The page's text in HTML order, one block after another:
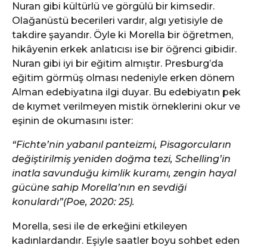
Nuran gibi kültürlü ve görgülü bir kimsedir.
Olağanüstü becerileri vardır, algı yetisiyle de
takdire şayandır. Öyle ki Morella bir öğretmen,
hikâyenin erkek anlatıcısı ise bir öğrenci gibidir.
Nuran gibi iyi bir eğitim almıştır. Presburg’da
eğitim görmüş olması nedeniyle erken dönem
Alman edebiyatına ilgi duyar. Bu edebiyatın pek
de kıymet verilmeyen mistik örneklerini okur ve
eşinin de okumasını ister:
“Fichte’nin yabanıl panteizmi, Pisagorcuların
değiştirilmiş yeniden doğma tezi, Schelling’in
inatla savunduğu kimlik kuramı, zengin hayal
gücüne sahip Morella’nın en sevdiği
konulardı”(Poe, 2020: 25).
Morella, sesi ile de erkeğini etkileyen
kadınlardandır. Eşiyle saatler boyu sohbet eden